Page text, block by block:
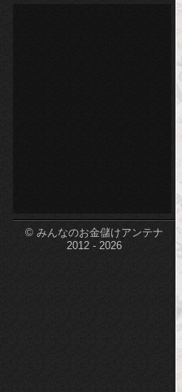
© みんなのお金儲けアンテナ
2012 - 2026